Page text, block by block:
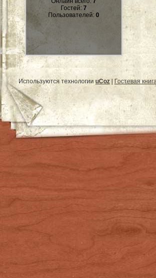
Гостей: 7
Пользователей: 0
Используются технологии uCoz | Гостевая книга